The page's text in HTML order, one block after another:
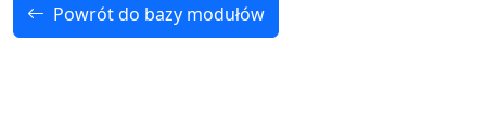
Powrót do bazy modułów